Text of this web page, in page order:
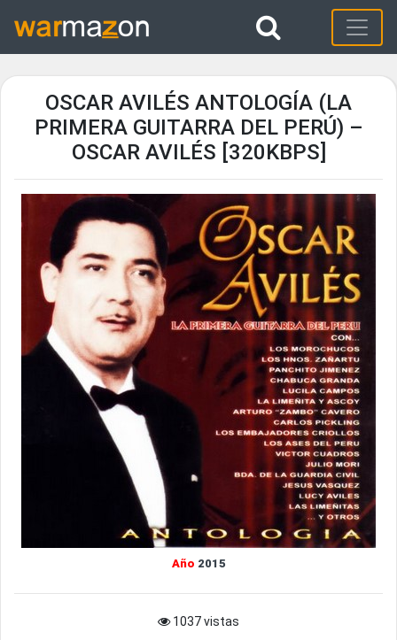
OSCAR AVILÉS ANTOLOGÍA (LA
PRIMERA GUITARRA DEL PERÚ) –
OSCAR AVILÉS [320KBPS]
Año 2015
1037 vistas